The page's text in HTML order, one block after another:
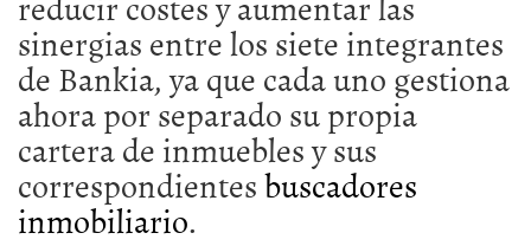
sinergias entre los siete integrantes
de Bankia, ya que cada uno gestiona
ahora por separado su propia
cartera de inmuebles y sus
correspondientesbuscadores
inmobiliario.